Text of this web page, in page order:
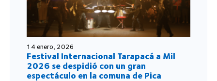
14 enero, 2026
Festival Internacional Tarapacá a Mil
2026 se despidió con un gran
espectáculo en la comuna de Pica